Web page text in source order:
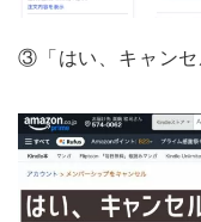
③「はい、キャンセ